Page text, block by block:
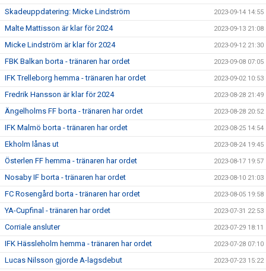
Skadeuppdatering: Micke Lindström 2023-09-14 14:55
Malte Mattisson är klar för 2024 2023-09-13 21:08
Micke Lindström är klar för 2024 2023-09-12 21:30
FBK Balkan borta - tränaren har ordet 2023-09-08 07:05
IFK Trelleborg hemma - tränaren har ordet 2023-09-02 10:53
Fredrik Hansson är klar för 2024 2023-08-28 21:49
Ängelholms FF borta - tränaren har ordet 2023-08-28 20:52
IFK Malmö borta - tränaren har ordet 2023-08-25 14:54
Ekholm lånas ut 2023-08-24 19:45
Österlen FF hemma - tränaren har ordet 2023-08-17 19:57
Nosaby IF borta - tränaren har ordet 2023-08-10 21:03
FC Rosengård borta - tränaren har ordet 2023-08-05 19:58
YA-Cupfinal - tränaren har ordet 2023-07-31 22:53
Corriale ansluter 2023-07-29 18:11
IFK Hässleholm hemma - tränaren har ordet 2023-07-28 07:10
Lucas Nilsson gjorde A-lagsdebut 2023-07-23 15:22